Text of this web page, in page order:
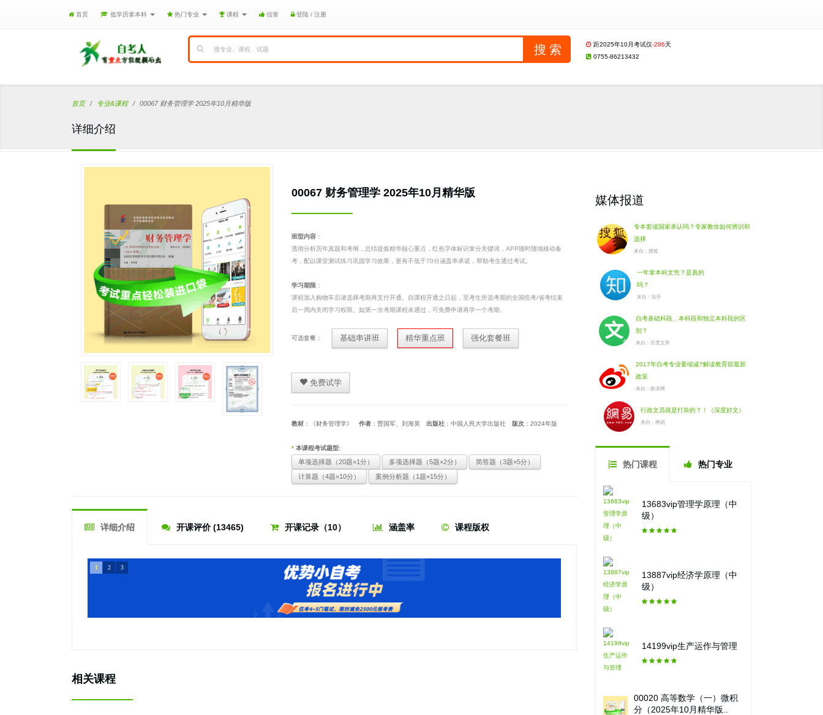
首页 低学历拿本科 热门专业 课程 信誉 登陆 / 注册
距2025年10月考试仅-286天
0755-86213432
首页 专业&课程 00067 财务管理学 2025年10月精华版
详细介绍
00067 财务管理学 2025年10月精华版
班型内容：
透彻分析历年真题和考纲，总结提炼精华核心重点，红色字体标识拿分关键词，APP随时随地移动备
考，配以课堂测试练习巩固学习效果，更有不低于70分涵盖率承诺，帮助考生通过考试。
学习期限 ：
课程加入购物车后请选择考期再支付开通。自课程开通之日起，至考生所选考期的全国统考/省考结束
后一周内关闭学习权限。如第一次考期课程未通过，可免费申请再学一个考期。
可选套餐： 基础串讲班 精华重点班 强化套餐班
免费试学
教材：《财务管理学》 作者：贾国军、刘海英 出版社：中国人民大学出版社 版次：2024年版
* 本课程考试题型:
单项选择题（20题×1分） 多项选择题（5题×2分）
简答题（3题×5分）
计算题（4题×10分）
案例分析题（1题×15分）
详细介绍 开课评价 (13465) 开课记录（10） 涵盖率 课程版权
1 2 3
相关课程
媒体报道
专本套读国家承认吗？专家教你如何辨识和
选择
来自：搜狐
一年拿本科文凭？是真的
吗？
来自：知乎
自考基础科段、本科段和独立本科段的区
别？
来自：百度文库
2017年自考专业要缩减?解读教育部最新
政策
来自：新浪网
行政文员就是打杂的？！（深度好文）
来自：网易
热门课程 热门专业
13683vip管理学原理（中
级）
13887vip经济学原理（中
级）
14199vip生产运作与管理
00020 高等数学（一）微积
分（2025年10月精华版..